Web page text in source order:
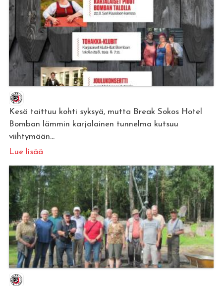
Kesä taittuu kohti syksyä, mutta Break Sokos Hotel
Bomban lämmin karjalainen tunnelma kutsuu
viihtymään...
Lue lisää